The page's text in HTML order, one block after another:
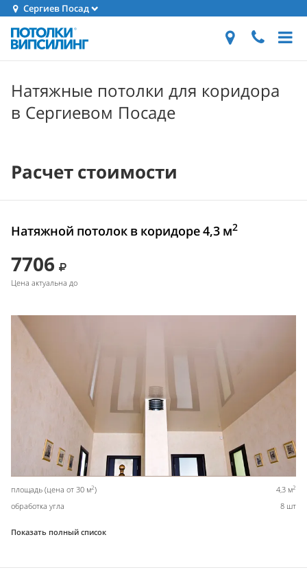
Сергиев Посад
Натяжные потолки для коридора
в Сергиевом Посаде
Расчет стоимости
Натяжной потолок в коридоре 4,3 м2
7706
Цена актуальна до
площадь (цена от 30 м2) 4,3 м2
обработка угла 8 шт
Показать полный список